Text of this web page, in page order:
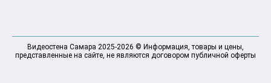
Видеостена Самара 2025-2026 © Информация, товары и цены,
представленные на сайте, не являются договором публичной оферты